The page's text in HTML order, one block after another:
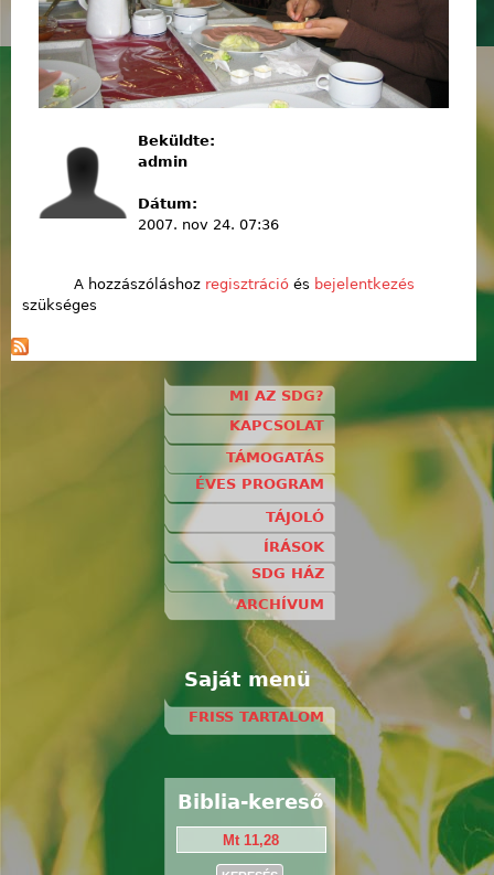
Beküldte:
admin
Dátum:
2007. nov 24. 07:36
A hozzászóláshoz regisztrációés bejelentkezés
szükséges
MI AZ SDG?
KAPCSOLAT
TÁMOGATÁS
ÉVES PROGRAM
TÁJOLÓ
ÍRÁSOK
SDG HÁZ
ARCHÍVUM
Saját menü
FRISS TARTALOM
Biblia-kereső